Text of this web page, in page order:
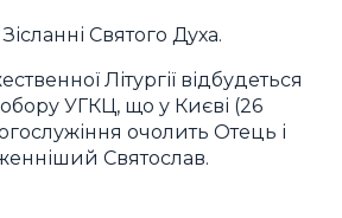
Святого Духа.
Літургії відбудеться
УГКЦ, що у Києві (26
очолить Отець і
Святослав.